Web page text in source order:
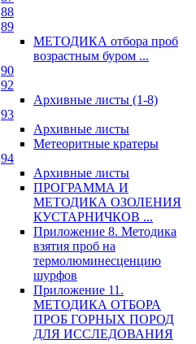
88
89
МЕТОДИКА отбора проб
возрастным буром ...
90
92
Архивные листы (1-8)
93
Архивные листы
Метеоритные кратеры
94
Архивные листы
ПРОГРАММА И
МЕТОДИКА ОЗОЛЕНИЯ
КУСТАРНИЧКОВ ...
Приложение 8. Методика
взятия проб на
термолюминесценцию
шурфов
Приложение 11.
МЕТОДИКА ОТБОРА
ПРОБ ГОРНЫХ ПОРОД
ДЛЯ ИССЛЕДОВАНИЯ